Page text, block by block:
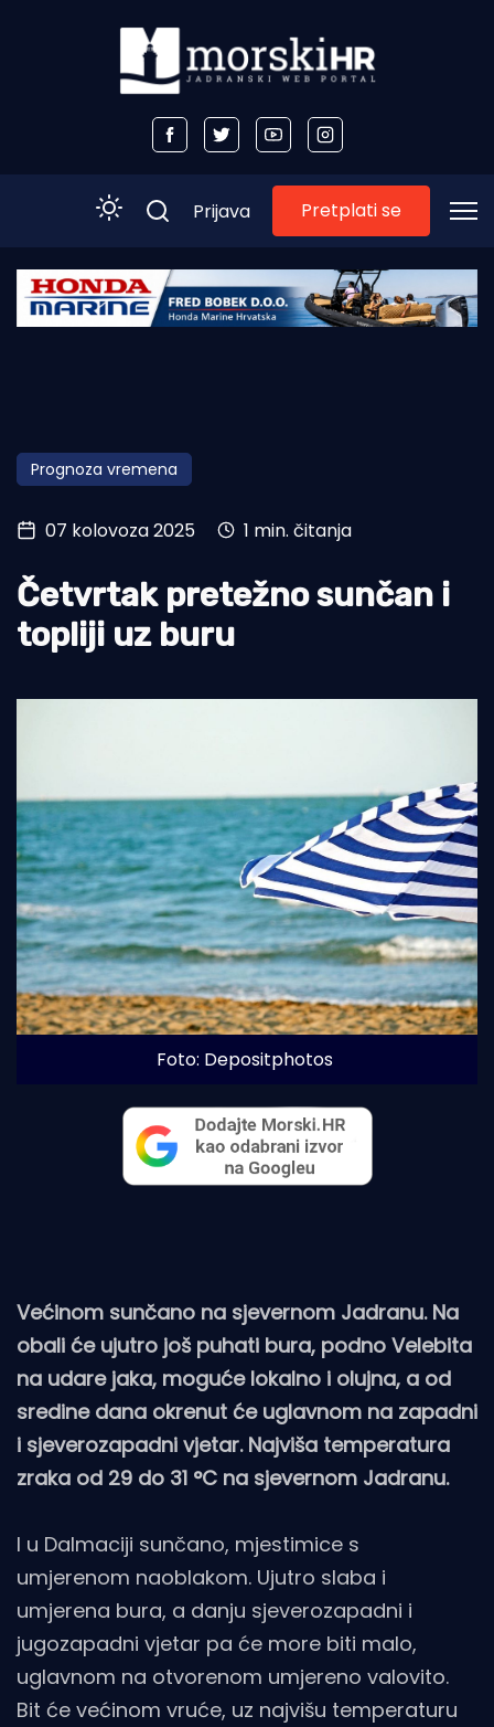
Početna
Obala
Otoci
Turizam i nautika
Pomorstvo
Ribolov
Prijava Pretplati se
Prognoza vremena
07 kolovoza 2025 1 min. čitanja
Četvrtak pretežno sunčan i
topliji uz buru
Foto: Depositphotos
Većinom sunčano na sjevernom Jadranu. Na
obali će ujutro još puhati bura, podno Velebita
na udare jaka, moguće lokalno i olujna, a od
sredine dana okrenut će uglavnom na zapadni
i sjeverozapadni vjetar. Najviša temperatura
zraka od 29 do 31 °C na sjevernom Jadranu.
I u Dalmaciji sunčano, mjestimice s
umjerenom naoblakom. Ujutro slaba i
umjerena bura, a danju sjeverozapadni i
jugozapadni vjetar pa će more biti malo,
uglavnom na otvorenom umjereno valovito.
Bit će većinom vruće, uz najvišu temperaturu